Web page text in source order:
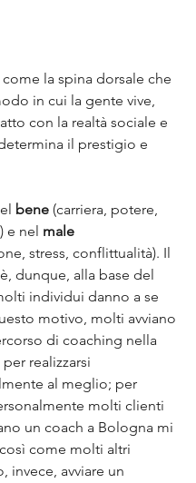
la spina dorsale che
in cui la gente vive,
con la realtà sociale e
il prestigio e
bene (carriera, potere,
e nel male
stress, conflittualità). Il
è, dunque, alla base del
individui danno a se
motivo, molti avviano
di coaching nella
realizzarsi
al meglio; per
molti clienti
un coach a Bologna mi
come molti altri
invece, avviare un